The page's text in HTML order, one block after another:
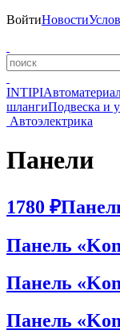
ВойтиНовости
INTIPI
шлангиПодвеска и
Автоэлектрика
Панели
1780 ₽
Панель
Панель
Панель